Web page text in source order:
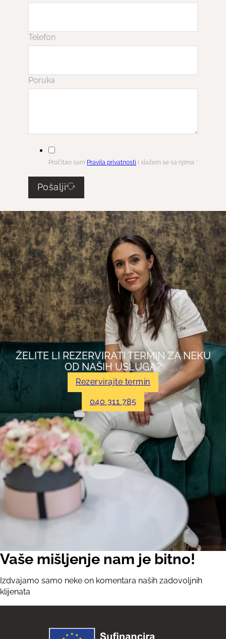
Telefon
Poruka
Pročitao sam Pravila privatnosti i slažem se sa njima *
Pošalji
ŽELITE LI REZERVIRATI TERMIN ZA NEKU
OD NAŠIH USLUGA?
Rezervirajte termin
040 311 785
Vaše mišljenje nam je bitno!
Izdvajamo samo neke on komentara naših zadovoljnih
klijenata